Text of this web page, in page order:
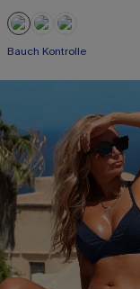
Bauch Kontrolle